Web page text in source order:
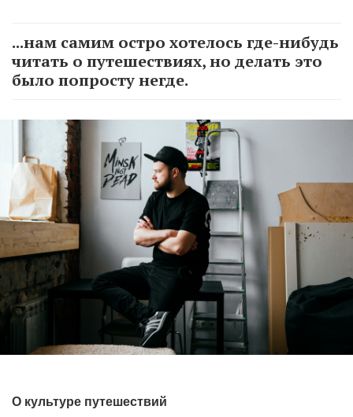
...нам самим остро хотелось где-нибудь
читать о путешествиях, но делать это
было попросту негде.
О культуре путешествий